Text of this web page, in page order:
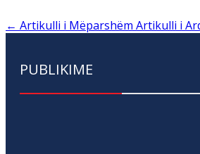
← Artikulli i Mëparshëm Artikulli i
PUBLIKIME